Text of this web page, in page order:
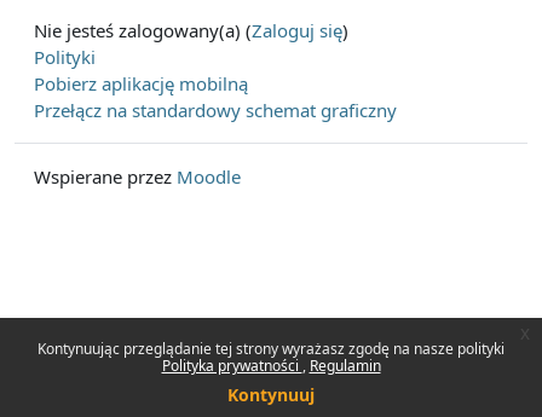
Kontynuując przeglądanie tej strony wyrażasz zgodę na nasze polityki
Polityka prywatności
Regulamin
Kontynuuj
Nie jesteś zalogowany(a) (Zaloguj się)
Polityki
Pobierz aplikację mobilną
Przełącz na standardowy schemat graficzny
Wspierane przez Moodle